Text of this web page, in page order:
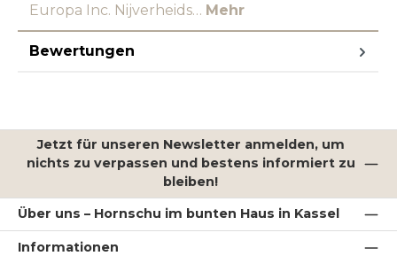
Europa Inc. Nijverheids… Mehr
Bewertungen
Jetzt für unseren Newsletter anmelden, um
nichts zu verpassen und bestens informiert zu
bleiben!
Über uns – Hornschu im bunten Haus in Kassel
Informationen